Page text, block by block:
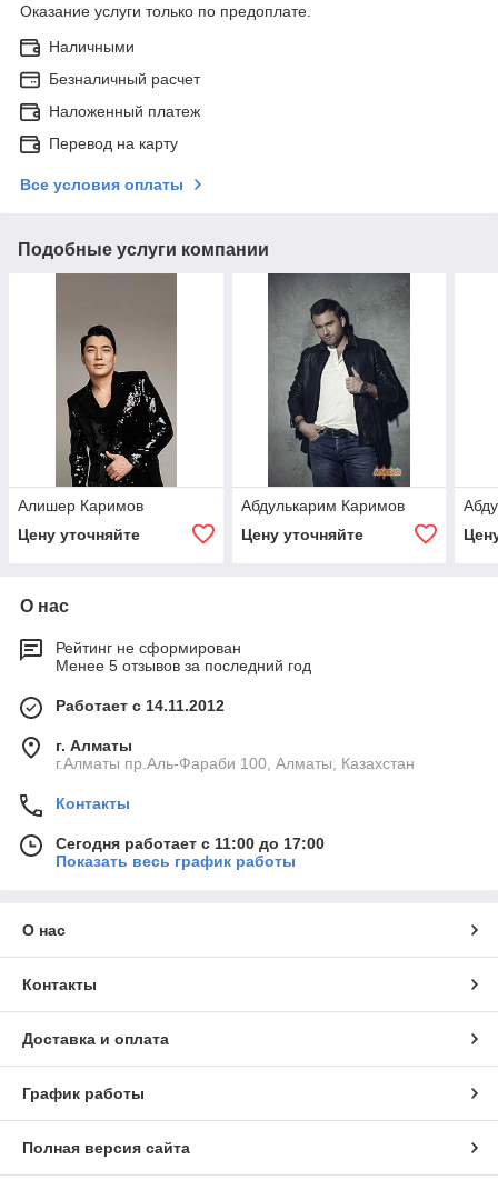
Оказание услуги только по предоплате.
Наличными
Безналичный расчет
Наложенный платеж
Перевод на карту
Все условия оплаты
Подобные услуги компании
Алишер Каримов
Цену уточняйте
Абдулькарим Каримов
Цену уточняйте
О нас
Рейтинг не сформирован
Менее 5 отзывов за последний год
Работает с 14.11.2012
г. Алматы
г.Алматы пр.Аль-Фараби 100, Алматы, Казахстан
Контакты
Сегодня работает с 11:00 до 17:00
Показать весь график работы
О нас
Контакты
Доставка и оплата
График работы
Полная версия сайта